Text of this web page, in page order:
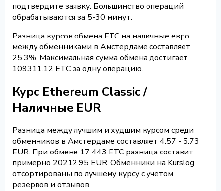
подтвердите заявку. Большинство операций
обрабатываются за 5-30 минут.
Разница курсов обмена ETC на наличные евро
между обменниками в Амстердаме составляет
25.3%. Максимальная сумма обмена достигает
109311.12 ETC за одну операцию.
Курс Ethereum Classic /
Наличные EUR
Разница между лучшим и худшим курсом среди
обменников в Амстердаме составляет 4.57 - 5.73
EUR. При обмене 17 443 ETC разница составит
примерно 20212.95 EUR. Обменники на Kurslog
отсортированы по лучшему курсу с учетом
резервов и отзывов.